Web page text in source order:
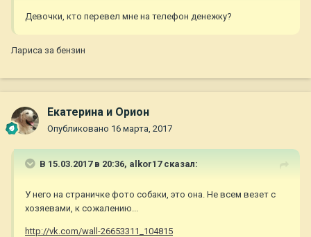
Девочки, кто перевел мне на телефон денежку?
Лариса за бензин
Екатерина и Орион
Опубликовано 16 марта, 2017
В 15.03.2017 в 20:36, alkor17сказал:
У него на страничке фото собаки, это она. Не всем везет с
хозяевами, к сожалению...
http://vk.com/wall-26653311_104815